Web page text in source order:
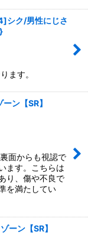
シク/男性にじさ
ます。
ン【SR】
面からも視認で
ます。こちらは
り、傷や不良で
を満たしてい
ーン【SR】